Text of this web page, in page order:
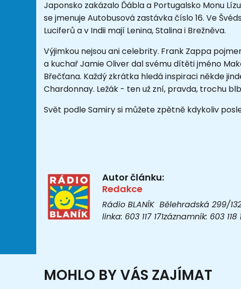
Japonsko zakázalo Ďábla a Portugalsko Monu
se jmenuje Autobusová zastávka číslo 16. Ve
Luciferů a v Indii mají Lenina, Stalina i Brežněva.
Výjimkou nejsou ani celebrity. Frank Zappa
a kuchař Jamie Oliver dal svému dítěti jméno
Břečťana. Každý zkrátka hledá inspiraci někde
Chardonnay. Ležák - ten už zní, pravda, trochu
Svět podle Samiry si můžete zpětně kdykoliv
Autor článku:
Redakce
Rádio BLANÍK Bělehradská 299/
linka: 603 117 171záznamník: 603
MOHLO BY VÁS ZAJÍMAT